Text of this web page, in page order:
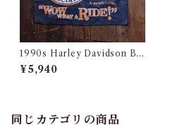
1990s Harley Davidson Ba
ndana with Skull / 90年代 ハ
ーレー スカル バンダナ
¥5,940
同じカテゴリの商品